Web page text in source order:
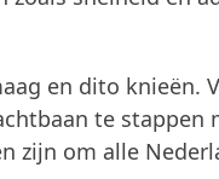
en dito knieën.
te stappen
zijn om alle